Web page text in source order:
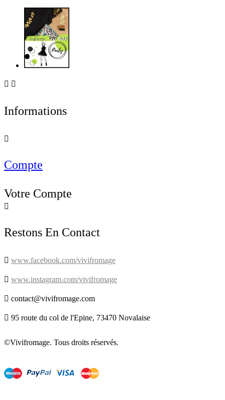
 
Informations

Compte
Votre Compte

Restons En Contact
 www.facebook.com/vivifromage
 www.instagram.com/vivifromage
 contact@vivifromage.com
 95 route du col de l'Epine, 73470 Novalaise
©Vivifromage. Tous droits réservés.